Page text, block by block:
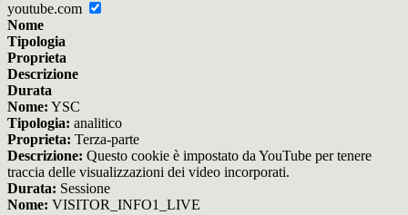
youtube.com
Nome
Tipologia
Proprieta
Descrizione
Durata
Nome: YSC
Tipologia: analitico
Proprieta: Terza-parte
Descrizione: Questo cookie è impostato da YouTube per tenere
traccia delle visualizzazioni dei video incorporati.
Durata: Sessione
Nome: VISITOR_INFO1_LIVE